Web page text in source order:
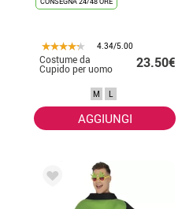
4.34/5.00
Costume da
Cupido per uomo 23.50€
M L
AGGIUNGI